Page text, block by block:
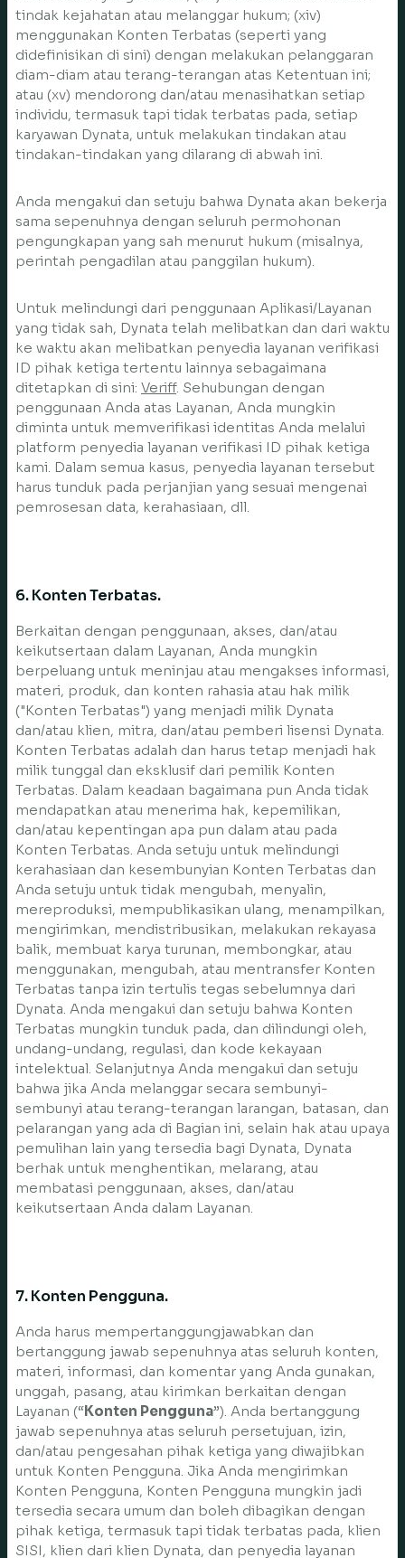
tindak kejahatan atau melanggar hukum; (xiv)
menggunakan Konten Terbatas (seperti yang
didefinisikan di sini) dengan melakukan pelanggaran
diam-diam atau terang-terangan atas Ketentuan ini;
atau (xv) mendorong dan/atau menasihatkan setiap
individu, termasuk tapi tidak terbatas pada, setiap
karyawan Dynata, untuk melakukan tindakan atau
tindakan-tindakan yang dilarang di abwah ini.
Anda mengakui dan setuju bahwa Dynata akan bekerja
sama sepenuhnya dengan seluruh permohonan
pengungkapan yang sah menurut hukum (misalnya,
perintah pengadilan atau panggilan hukum).
Untuk melindungi dari penggunaan Aplikasi/Layanan
yang tidak sah, Dynata telah melibatkan dan dari waktu
ke waktu akan melibatkan penyedia layanan verifikasi
ID pihak ketiga tertentu lainnya sebagaimana
ditetapkan di sini: Veriff. Sehubungan dengan
penggunaan Anda atas Layanan, Anda mungkin
diminta untuk memverifikasi identitas Anda melalui
platform penyedia layanan verifikasi ID pihak ketiga
kami. Dalam semua kasus, penyedia layanan tersebut
harus tunduk pada perjanjian yang sesuai mengenai
pemrosesan data, kerahasiaan, dll.
6. Konten Terbatas.
Berkaitan dengan penggunaan, akses, dan/atau
keikutsertaan dalam Layanan, Anda mungkin
berpeluang untuk meninjau atau mengakses informasi,
materi, produk, dan konten rahasia atau hak milik
("Konten Terbatas") yang menjadi milik Dynata
dan/atau klien, mitra, dan/atau pemberi lisensi Dynata.
Konten Terbatas adalah dan harus tetap menjadi hak
milik tunggal dan eksklusif dari pemilik Konten
Terbatas. Dalam keadaan bagaimana pun Anda tidak
mendapatkan atau menerima hak, kepemilikan,
dan/atau kepentingan apa pun dalam atau pada
Konten Terbatas. Anda setuju untuk melindungi
kerahasiaan dan kesembunyian Konten Terbatas dan
Anda setuju untuk tidak mengubah, menyalin,
mereproduksi, mempublikasikan ulang, menampilkan,
mengirimkan, mendistribusikan, melakukan rekayasa
balik, membuat karya turunan, membongkar, atau
menggunakan, mengubah, atau mentransfer Konten
Terbatas tanpa izin tertulis tegas sebelumnya dari
Dynata. Anda mengakui dan setuju bahwa Konten
Terbatas mungkin tunduk pada, dan dilindungi oleh,
undang-undang, regulasi, dan kode kekayaan
intelektual. Selanjutnya Anda mengakui dan setuju
bahwa jika Anda melanggar secara sembunyi-
sembunyi atau terang-terangan larangan, batasan, dan
pelarangan yang ada di Bagian ini, selain hak atau upaya
pemulihan lain yang tersedia bagi Dynata, Dynata
berhak untuk menghentikan, melarang, atau
membatasi penggunaan, akses, dan/atau
keikutsertaan Anda dalam Layanan.
7. Konten Pengguna.
Anda harus mempertanggungjawabkan dan
bertanggung jawab sepenuhnya atas seluruh konten,
materi, informasi, dan komentar yang Anda gunakan,
unggah, pasang, atau kirimkan berkaitan dengan
Layanan (“Konten Pengguna”). Anda bertanggung
jawab sepenuhnya atas seluruh persetujuan, izin,
dan/atau pengesahan pihak ketiga yang diwajibkan
untuk Konten Pengguna. Jika Anda mengirimkan
Konten Pengguna, Konten Pengguna mungkin jadi
tersedia secara umum dan boleh dibagikan dengan
pihak ketiga, termasuk tapi tidak terbatas pada, klien
SISI, klien dari klien Dynata, dan penyedia layanan